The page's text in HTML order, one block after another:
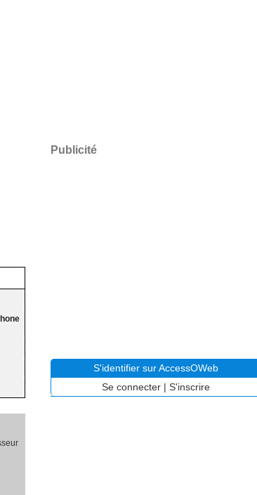
Publicité
S'identifier sur AccessOWeb
Se connecter | S'inscrire